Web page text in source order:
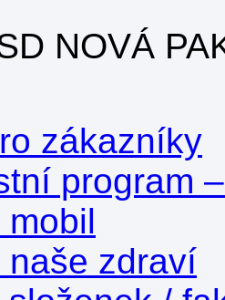
NOVÁ
zákazníky
program
mobil
naše zdraví